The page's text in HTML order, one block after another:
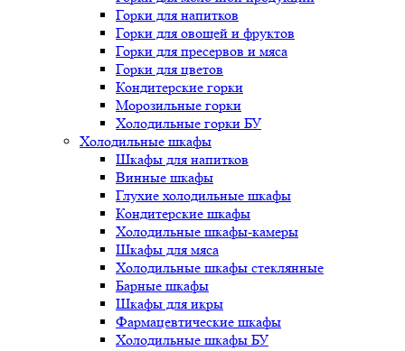
Горки для напитков
Горки для овощей и фруктов
Горки для пресервов и мяса
Горки для цветов
Кондитерские горки
Морозильные горки
Холодильные горки БУ
Холодильные шкафы
Шкафы для напитков
Винные шкафы
Глухие холодильные шкафы
Кондитерские шкафы
Холодильные шкафы-камеры
Шкафы для мяса
Холодильные шкафы стеклянные
Барные шкафы
Шкафы для икры
Фармацевтические шкафы
Холодильные шкафы БУ